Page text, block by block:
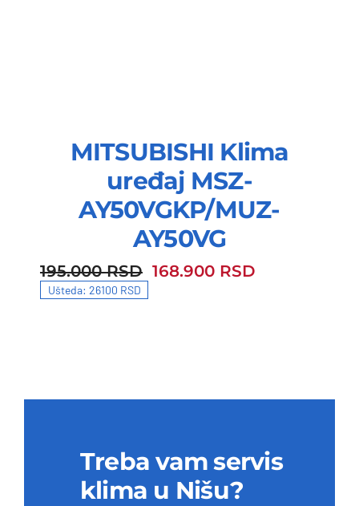
MITSUBISHI Klima
uređaj MSZ-
AY50VGKP/MUZ-
AY50VG
195.000RSD
195.000 RSD. 168.900 RSD
168.900 RSD.
Ušteda: 26100 RSD
Treba vam servis
klima u Nišu?